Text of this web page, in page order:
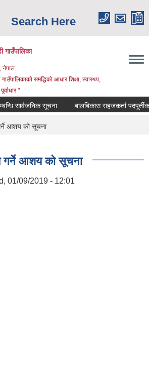
Search Here
गाउँपालिका
नेपाल
समद्धिको आधार शिक्षा, स्‍वास्‍थ्‍य,
"
सूचना बालबिकास सहजकर्ता पदपूर्तीका
आशय को सूचना
गर्ने आशय को सूचना
01/09/2019 - 12:01